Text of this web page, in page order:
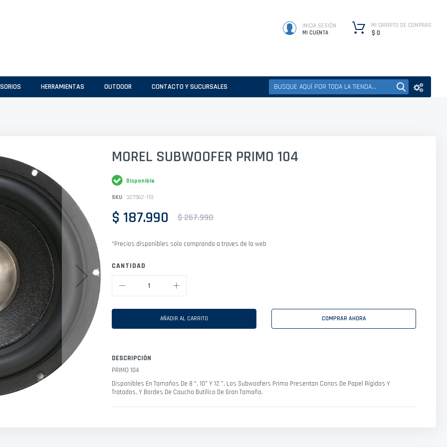
INICIA SESIÓN
MI CUENTA
MI CARRITO DE COMPRAS
$ 0
HERRAMIENTAS OUTDOOR CONTACTO Y SUCURSALES
MOREL SUBWOOFER PRIMO 104
Disponible
SKU 327562-110
$ 187.990 $ 267.990
*Precios disponibles solo comprando a traves de la web
CANTIDAD
AÑADIR AL CARRITO COMPRAR AHORA
DESCRIPCIÓN
PRIMO 104
Disponibles En Tamaños De 8 ", 10" Y 12 ", Los Subwoofers Primo Presentan Conos De Papel Rígidos Y
Tratados, Y Bordes De Caucho Butílico De Gran Tamaño.